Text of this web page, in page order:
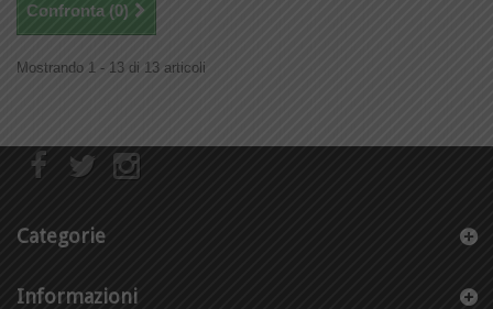
Confronta (0)
Mostrando 1 - 13 di 13 articoli
Categorie
Informazioni